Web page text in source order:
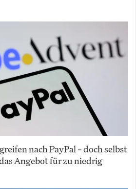
nach PayPal – doch selbst
Angebot für zu niedrig